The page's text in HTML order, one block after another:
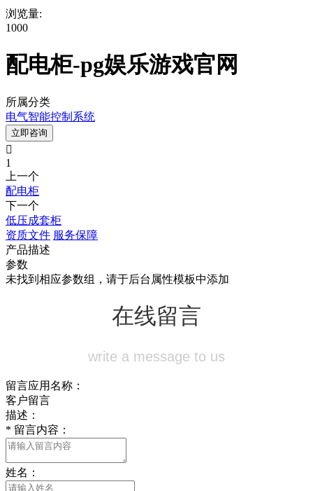
浏览量:
1000
配电柜-pg娱乐游戏官网
所属分类
电气智能控制系统
立即咨询

1
上一个
配电柜
下一个
低压成套柜
资质文件 服务保障
产品描述
参数
未找到相应参数组，请于后台属性模板中添加
在线留言
write a message to us
留言应用名称：
客户留言
描述：
* 留言内容：
姓名：